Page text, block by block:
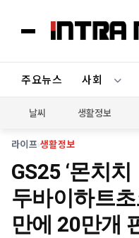
주요뉴스 사회
날씨 생활정보
라이프›생활정보
GS25 ‘몬치치
두바이하트
만에 20만개